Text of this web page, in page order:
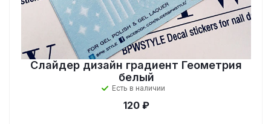
Слайдер дизайн градиент Геометрия
белый
Есть в наличии
120 ₽